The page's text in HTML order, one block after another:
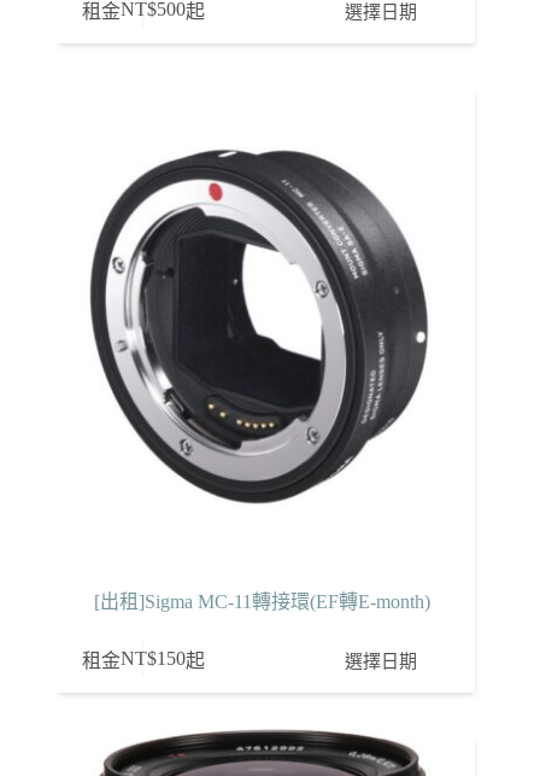
租金NT$500起 選擇日期
[出租]Sigma MC-11轉接環(EF轉E-month)
租金NT$150起 選擇日期